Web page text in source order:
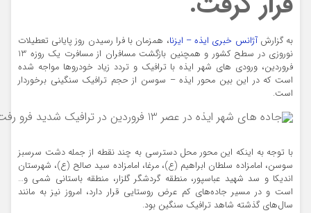
به گزارشآژانس خبری ایذه – ایزنا، همزمان با فرا رسیدن روز پایانی تعطیلات
نوروزی در سطح کشور و همچنین بازگشت مسافران از مسافرت یک روزه 13
فروردین، ورودی های شهر ایذه با ترافیک و تردد زیاد خودروها مواجه شده
است که در این بین محور ایذه – سوسن از حجم ترافیک سنگینی برخوردار
است.
با توجه به اینکه این محور محل دسترسی به چند نقطه از جمله دشت سرسبز
سوسن، امامزاده سلطان ابراهیم (ع)، مرغا، امامزاده سید صالح (ع)، شهرستان
اندیکا و سد شهید عباسپور، منطقه گردشگر گلزار، منطقه باستانی شمی و…
است و در مسیر جاده‌های کم عرض روستایی قرار دارد، امروز نیز به مانند
سال‌های گذشته شاهد ترافیک سنگین بود.